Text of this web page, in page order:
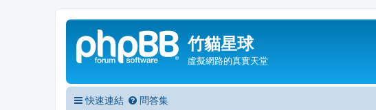
竹貓星球
虛擬網路的真實天堂
快速連結 問答集